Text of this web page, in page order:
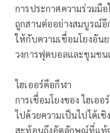
การประกาศความร่วมมือ
ถูกสานต่ออย่างสมบูรณ์อี
ให้กับความเชื่อมโยงอัน
วงการฟุตบอลและชุมช
ไฮเออร์คือกีฬา
การเชื่อมโยงของ ไฮเอ
ไปด้วยความเป็นไปได้เ
สะท้อนถึงอัตลักษณ์ที่แท้